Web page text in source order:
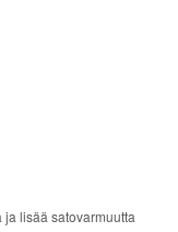
lisää satovarmuutta